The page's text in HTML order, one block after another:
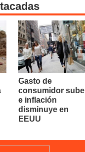
Gasto de
consumidor sube
e inflación
disminuye en
EEUU